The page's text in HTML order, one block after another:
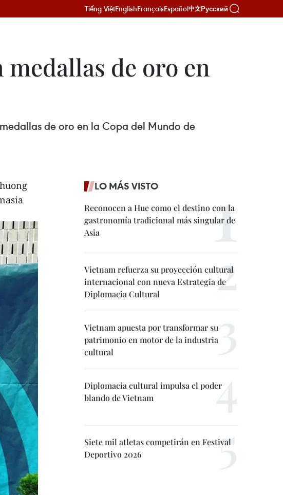
Tiếng ViệtEnglishFrançaisEspañol中文Русский
de oro en
de oro en la Copa del Mundo de
LO MÁS VISTO
Reconocen a Hue como el destino con la
gastronomía tradicional más singular de
Asia
Vietnam refuerza su proyección cultural
internacional con nueva Estrategia de
Diplomacia Cultural
Vietnam apuesta por transformar su
patrimonio en motor de la industria
cultural
Diplomacia cultural impulsa el poder
blando de Vietnam
Siete mil atletas competirán en Festival
Deportivo 2026